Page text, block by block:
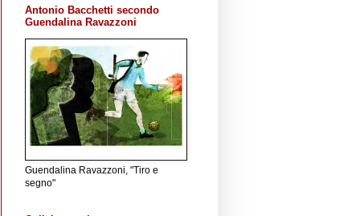
Antonio Bacchetti secondo
Guendalina Ravazzoni
Guendalina Ravazzoni, "Tiro e
segno"